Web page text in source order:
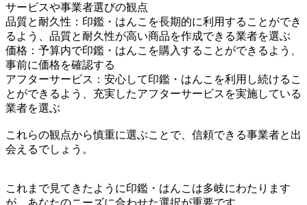
サービスや事業者選びの観点
品質と耐久性：印鑑・はんこを長期的に利用することができ
るよう、品質と耐久性が高い商品を作成できる業者を選ぶ
価格：予算内で印鑑・はんこを購入することができるよう、
事前に価格を確認する
アフターサービス：安心して印鑑・はんこを利用し続けるこ
とができるよう、充実したアフターサービスを実施している
業者を選ぶ
これらの観点から慎重に選ぶことで、信頼できる事業者と出
会えるでしょう。
これまで見てきたように印鑑・はんこは多岐にわたります
が、あなたのニーズに合わせた選択が重要です。